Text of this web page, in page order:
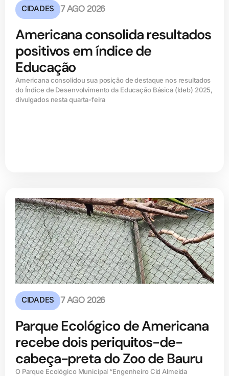
CIDADES 7 AGO 2026
Americana consolida resultados
positivos em índice de
Educação
Americana consolidou sua posição de destaque nos resultados
do Índice de Desenvolvimento da Educação Básica (ldeb) 2025,
divulgados nesta quarta-feira
CIDADES 7 AGO 2026
Parque Ecológico de Americana
recebe dois periquitos-de-
cabeça-preta do Zoo de Bauru
O Parque Ecológico Municipal “Engenheiro Cid Almeida